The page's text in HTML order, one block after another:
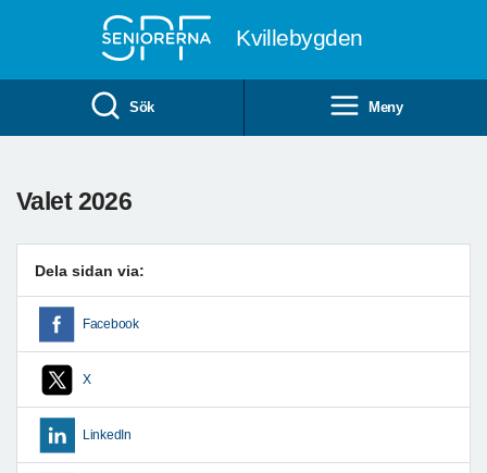
Kvillebygden
Sök Meny
Valet 2026
Dela sidan via:
Facebook
X
LinkedIn